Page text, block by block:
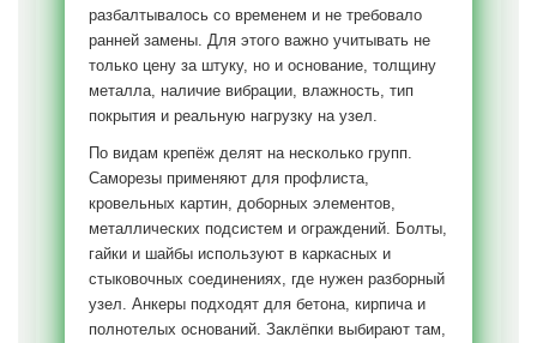
разбалтывалось со временем и не требовало
ранней замены. Для этого важно учитывать не
только цену за штуку, но и основание, толщину
металла, наличие вибрации, влажность, тип
покрытия и реальную нагрузку на узел.
По видам крепёж делят на несколько групп.
Саморезы применяют для профлиста,
кровельных картин, доборных элементов,
металлических подсистем и ограждений. Болты,
гайки и шайбы используют в каркасных и
стыковочных соединениях, где нужен разборный
узел. Анкеры подходят для бетона, кирпича и
полнотелых оснований. Заклёпки выбирают там,